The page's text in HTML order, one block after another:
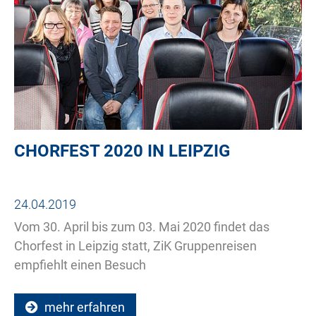
CHORFEST 2020 IN LEIPZIG
24.04.2019
Vom 30. April bis zum 03. Mai 2020 findet das
Chorfest in Leipzig statt, ZiK Gruppenreisen
empfiehlt einen Besuch
mehr erfahren